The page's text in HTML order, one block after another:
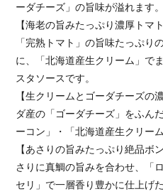
ーダチーズ」の旨味が溢れます。
【海老の旨みたっぷり濃厚トマ
「完熟トマト」の旨味たっぷり
に、「北海道産生クリーム」で
スタソースです。
【生クリームとゴーダチーズの
ダ産の「ゴーダチーズ」をふん
ーコン」・「北海道産生クリー
【あさりの旨みたっぷり絶品ボ
さりに真鯛の旨みを合わせ、「
セリ」で一層香り豊かに仕上げ